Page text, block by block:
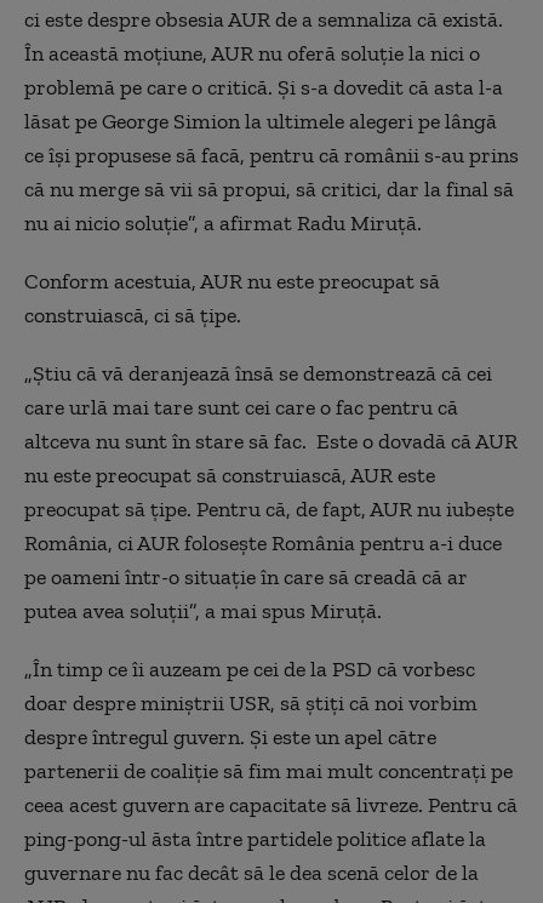
ci este despre obsesia AUR de a semnaliza că există.
În această moţiune, AUR nu oferă soluţie la nici o
problemă pe care o critică. Şi s-a dovedit că asta l-a
lăsat pe George Simion la ultimele alegeri pe lângă
ce îşi propusese să facă, pentru că românii s-au prins
că nu merge să vii să propui, să critici, dar la final să
nu ai nicio soluţie”, a afirmat Radu Miruţă.
Conform acestuia, AUR nu este preocupat să
construiască, ci să ţipe.
„Ştiu că vă deranjează însă se demonstrează că cei
care urlă mai tare sunt cei care o fac pentru că
altceva nu sunt în stare să fac. Este o dovadă că AUR
nu este preocupat să construiască, AUR este
preocupat să ţipe. Pentru că, de fapt, AUR nu iubeşte
România, ci AUR foloseşte România pentru a-i duce
pe oameni într-o situaţie în care să creadă că ar
putea avea soluţii”, a mai spus Miruţă.
„În timp ce îi auzeam pe cei de la PSD că vorbesc
doar despre miniştrii USR, să ştiţi că noi vorbim
despre întregul guvern. Şi este un apel către
partenerii de coaliţie să fim mai mult concentraţi pe
ceea acest guvern are capacitate să livreze. Pentru că
ping-pong-ul ăsta între partidele politice aflate la
guvernare nu fac decât să le dea scenă celor de la